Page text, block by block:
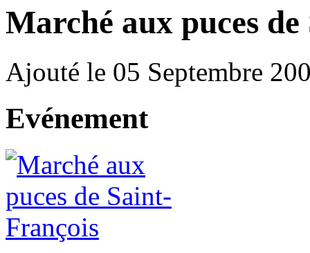
Marché aux puces
Ajouté le 05 Septembre
Evénement